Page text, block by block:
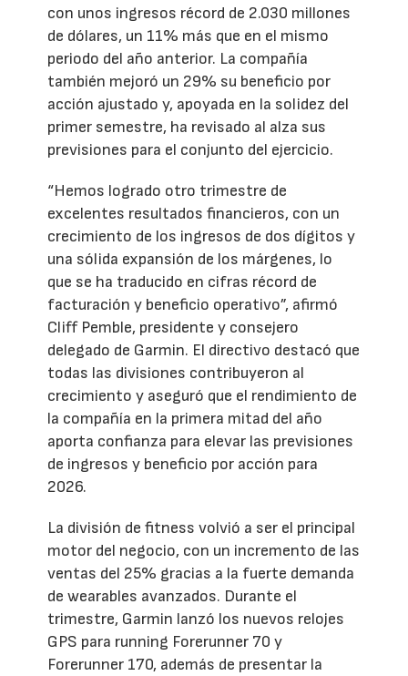
con unos ingresos récord de 2.030 millones
de dólares, un 11% más que en el mismo
periodo del año anterior. La compañía
también mejoró un 29% su beneficio por
acción ajustado y, apoyada en la solidez del
primer semestre, ha revisado al alza sus
previsiones para el conjunto del ejercicio.
“Hemos logrado otro trimestre de
excelentes resultados financieros, con un
crecimiento de los ingresos de dos dígitos y
una sólida expansión de los márgenes, lo
que se ha traducido en cifras récord de
facturación y beneficio operativo”, afirmó
Cliff Pemble, presidente y consejero
delegado de Garmin. El directivo destacó que
todas las divisiones contribuyeron al
crecimiento y aseguró que el rendimiento de
la compañía en la primera mitad del año
aporta confianza para elevar las previsiones
de ingresos y beneficio por acción para
2026.
La división de fitness volvió a ser el principal
motor del negocio, con un incremento de las
ventas del 25% gracias a la fuerte demanda
de wearables avanzados. Durante el
trimestre, Garmin lanzó los nuevos relojes
GPS para running Forerunner 70 y
Forerunner 170, además de presentar la